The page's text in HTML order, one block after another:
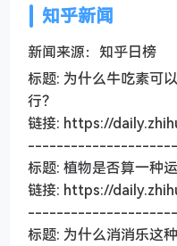
知乎新闻
新闻来源：知乎日榜
标题: 为什么牛吃素可
行？
链接: https://
标题: 植物是否算一种
链接: https://
标题: 为什么消消乐这